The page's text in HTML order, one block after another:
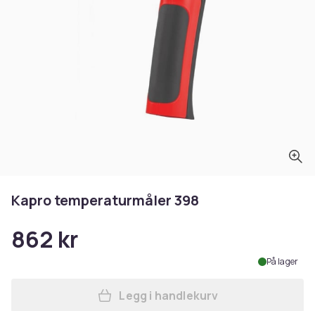
Kapro temperaturmåler 398
862 kr
På lager
Legg Kapro
Legg i handlekurv